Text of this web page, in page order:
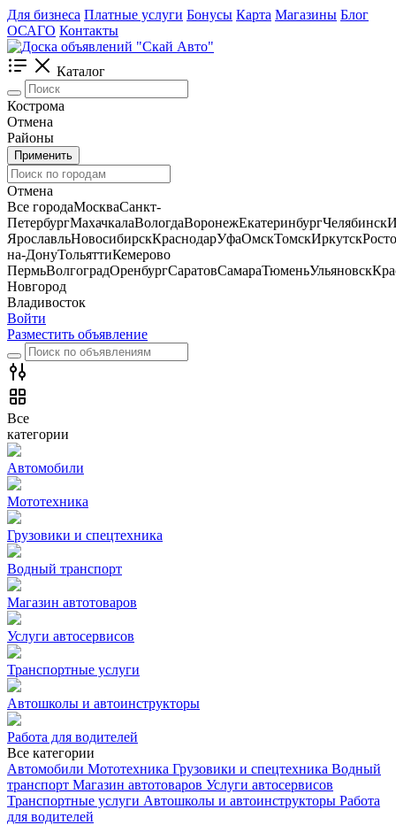
Для бизнеса Платные услуги Бонусы Карта Магазины Блог
ОСАГО Контакты
Каталог
Кострома
Отмена
Районы
Применить
Отмена
Все городаМоскваСанкт-
ПетербургМахачкалаВологдаВоронежЕкатеринбургЧелябинск
ЯрославльНовосибирскКраснодарУфаОмскТомскИркутск
на-ДонуТольяттиКемерово
ПермьВолгоградОренбургСаратовСамараТюменьУльяновск
Новгород
Владивосток
Войти
Разместить объявление
Все
категории
Автомобили
Мототехника
Грузовики и спецтехника
Водный транспорт
Магазин автотоваров
Услуги автосервисов
Транспортные услуги
Автошколы и автоинструкторы
Работа для водителей
Все категории
Автомобили Мототехника Грузовики и спецтехника Водный
транспорт Магазин автотоваров Услуги автосервисов
Транспортные услуги Автошколы и автоинструкторы Работа
для водителей